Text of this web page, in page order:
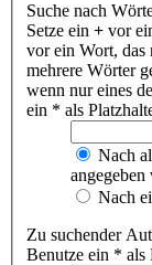
Suche nach
Setze ein + vor
vor ein Wort, das
mehrere Wörter
wenn nur eines
ein * als
Nach
angegeben
Nach
Zu suchender
Benutze ein * als